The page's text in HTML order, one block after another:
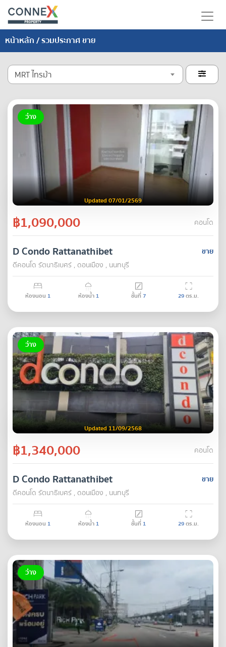
หน้าหลัก/ รวมประกาศ ขาย
MRT ไทรม้า 
ว่าง
Updated 07/01/2569
฿1,090,000 คอนโด
ขาย
D Condo Rattanathibet
ดีคอนโด รัตนา​ธิเบศร์ , ดอนเมือง , นนทบุรี
ห้องนอน 1 ห้องน้ำ 1 ชั้นที่7 29ตร.ม.
ว่าง
Updated 11/09/2568
฿1,340,000 คอนโด
ขาย
D Condo Rattanathibet
ดีคอนโด รัตนา​ธิเบศร์ , ดอนเมือง , นนทบุรี
ห้องนอน 1 ห้องน้ำ 1 ชั้นที่ 1 29ตร.ม.
ว่าง